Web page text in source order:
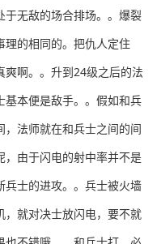
无敌的场合排场。。爆裂
理的相同的。把仇人定住
爽啊。。升到24级之后的法
基本便是敌手。。假如和兵
法师就在和兵士之间的间
，由于闪电的射中率并不是
士的进攻。。兵士被火墙
，就对决士放闪电，要不就